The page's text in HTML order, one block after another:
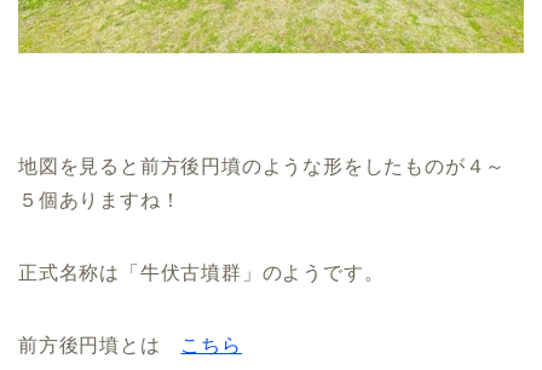
地図を見ると前方後円墳のような形をしたものが４～
５個ありますね！
正式名称は「牛伏古墳群」のようです。
前方後円墳とは こちら